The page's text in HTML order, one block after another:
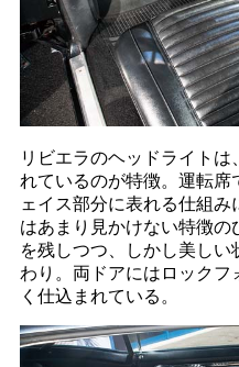
リビエラのヘッドライト
れているのが特徴。運転席
ェイス部分に表れる仕組
はあまり見かけない特徴
を残しつつ、しかし美しい
わり。両ドアにはロック
く仕込まれている。